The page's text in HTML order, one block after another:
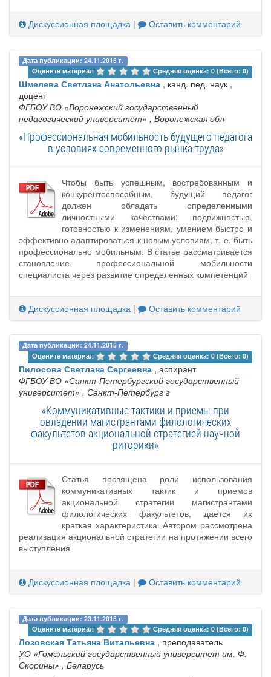
Дискуссионная площадка | Оставить комментарий
Дата публикации: 24.11.2015 г.
Оцените материал
Средняя оценка: 0 (Всего: 0)
Шмелева Светлана Анатольевна , канд. пед. наук ,
доцент
ФГБОУ ВО «Воронежский государственный
педагогический университет» , Воронежская обл
«Профессиональная мобильность будущего педагога
в условиях современного рынка труда»
Чтобы быть успешным, востребованным и
конкурентоспособным, будущий педагог
должен обладать определенными
личностными качествами: подвижностью,
готовностью к изменениям, умением быстро и
эффективно адаптироваться к новым условиям, т. е. быть
профессионально мобильным. В статье рассматривается
становление профессиональной мобильности
специалиста через развитие определенных компетенций
Дискуссионная площадка | Оставить комментарий
Дата публикации: 24.11.2015 г.
Оцените материал
Средняя оценка: 0 (Всего: 0)
Пилосова Светлана Сергеевна , аспирант
ФГБОУ ВО «Санкт-Петербургский государственный
университет» , Санкт-Петербург г
«Коммуникативные тактики и приемы при
овладении магистрантами филологических
факультетов акциональной стратегией научной
риторики»
Статья посвящена роли использования
коммуникативных тактик и приемов
акциональной стратегии магистрантами
филологических факультетов, дается их
краткая характеристика. Автором рассмотрена
реализация акциональной стратегии на протяжении всего
выступления
Дискуссионная площадка | Оставить комментарий
Дата публикации: 23.11.2015 г.
Оцените материал
Средняя оценка: 0 (Всего: 0)
Лозовская Татьяна Витальевна , преподаватель
УО «Гомельский государственный университет им. Ф.
Скорины» , Беларусь